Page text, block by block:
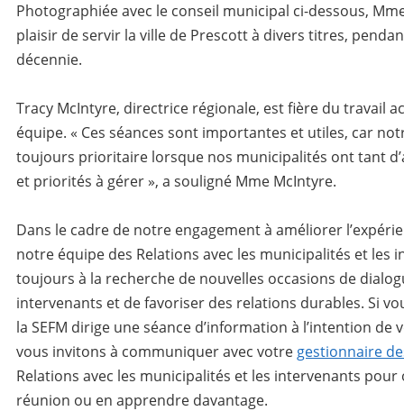
Photographiée avec le conseil municipal ci-dessous,
plaisir de servir la ville de Prescott à divers titres,
décennie.
Tracy McIntyre, directrice régionale, est fière du travail
équipe. « Ces séances sont importantes et utiles, car
toujours prioritaire lorsque nos municipalités ont tant
et priorités à gérer », a souligné Mme McIntyre.
Dans le cadre de notre engagement à améliorer
notre équipe des Relations avec les municipalités et les
toujours à la recherche de nouvelles occasions de
intervenants et de favoriser des relations durables. Si
la SEFM dirige une séance d’information à l’intention de
vous invitons à communiquer avec votre gestionnaire
Relations avec les municipalités et les intervenants
réunion ou en apprendre davantage.